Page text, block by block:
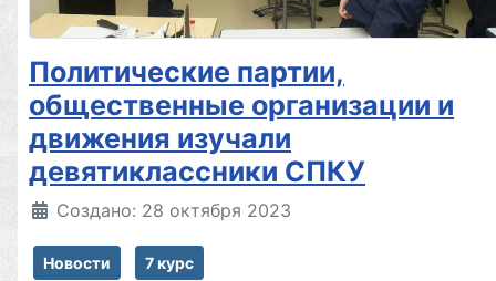
Политические партии,
общественные организации и
движения изучали
девятиклассники СПКУ
Создано: 28 октября 2023
Новости 7 курс